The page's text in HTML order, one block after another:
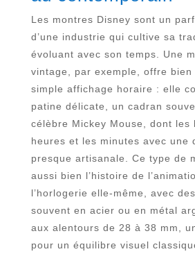
Les montres Disney sont un
d’une industrie qui cultive sa
évoluant avec son temps. Une
vintage, par exemple, offre bien
simple affichage horaire : elle
patine délicate, un cadran
célèbre Mickey Mouse, dont les
heures et les minutes avec une
presque artisanale. Ce type de
aussi bien l’histoire de
l’horlogerie elle-même, avec
souvent en acier ou en métal
aux alentours de 28 à 38 mm,
pour un équilibre visuel